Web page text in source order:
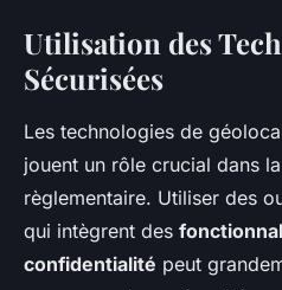
Utilisation des
Sécurisées
Les technologies de
jouent un rôle crucial dans
règlementaire. Utiliser des
qui intègrent des
confidentialité peut